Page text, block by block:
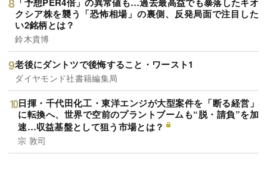
「予想PER4倍」の異常値も…過去最高益でも暴落したキオ
クシア株を襲う「恐怖相場」の裏側、反発局面で注目した
い2銘柄とは？
鈴木貴博
老後にダントツで後悔すること・ワースト1
ダイヤモンド社書籍編集局
日揮・千代田化工・東洋エンジが大型案件を「断る経営」
に転換へ、世界で空前のプラントブームも“脱・請負”を加
速…収益基盤として狙う市場とは？
宗 敦司